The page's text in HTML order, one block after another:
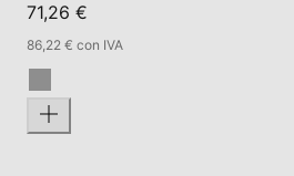
71,26 €
86,22 € con IVA